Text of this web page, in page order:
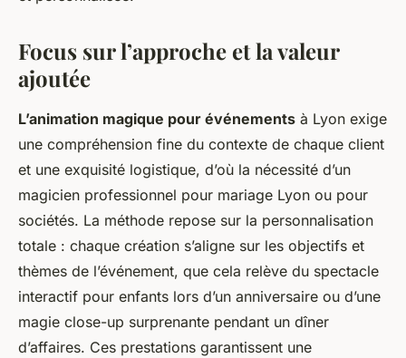
Focus sur l’approche et la valeur
ajoutée
L’animation magique pour événements à Lyon exige
une compréhension fine du contexte de chaque client
et une exquisité logistique, d’où la nécessité d’un
magicien professionnel pour mariage Lyon ou pour
sociétés. La méthode repose sur la personnalisation
totale : chaque création s’aligne sur les objectifs et
thèmes de l’événement, que cela relève du spectacle
interactif pour enfants lors d’un anniversaire ou d’une
magie close-up surprenante pendant un dîner
d’affaires. Ces prestations garantissent une